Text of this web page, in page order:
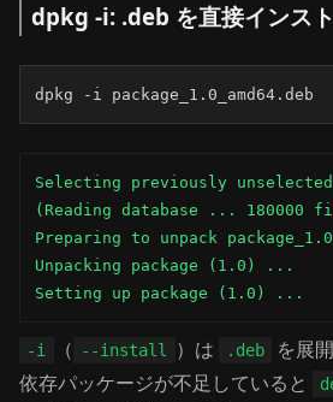
dpkg -i: .deb を直接インス
dpkg -i package_1.0_amd64.deb
Selecting previously unselected
(Reading database ...
Preparing to unpack
Unpacking package (1.0) ...
Setting up package (1.0) ...
-i （ --install ）は .deb
を展
依存パッケージが不足していると